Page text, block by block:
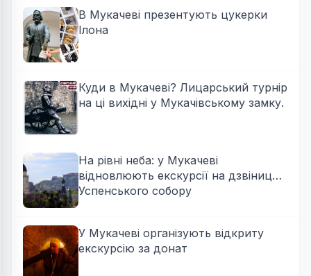
В Мукачеві презентують цукерки
Ілона
Куди в Мукачеві? Лицарський турнір
на ці вихідні у Мукачівському замку.
На рівні неба: у Мукачеві
відновлюють екскурсії на дзвіницю
Успенського собору
У Мукачеві організують відкриту
екскурсію за донат